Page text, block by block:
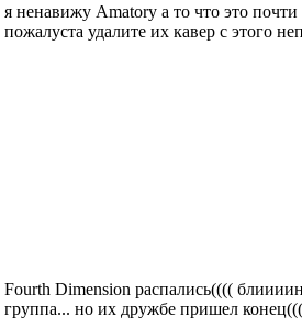
я ненавижу Amatory а то что это
пожалуста удалите их кавер с этого
Fourth Dimension распались((((
группа... но их дружбе пришел